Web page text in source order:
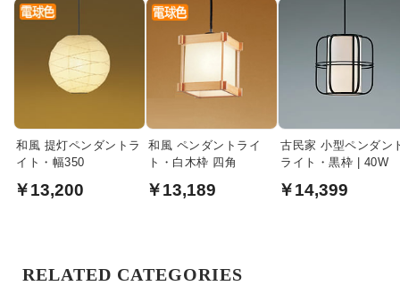
和風 提灯ペンダントラ
イト・幅350
￥13,200
和風 ペンダントライ
ト・白木枠 四角
￥13,189
古民家 小型ペンダン
ライト・黒枠 | 40W
￥14,399
RELATED CATEGORIES